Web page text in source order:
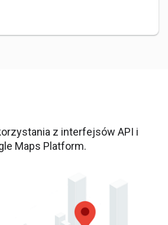
z interfejsów API i
Maps Platform.